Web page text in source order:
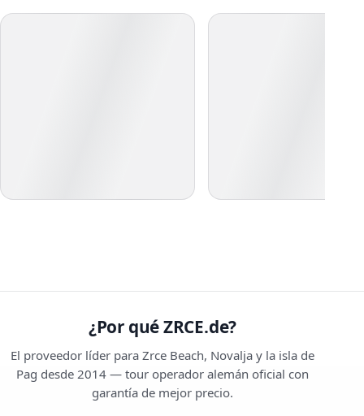
¿Por qué ZRCE.de?
El proveedor líder para Zrce Beach, Novalja y la isla de
Pag desde 2014 — tour operador alemán oficial con
garantía de mejor precio.